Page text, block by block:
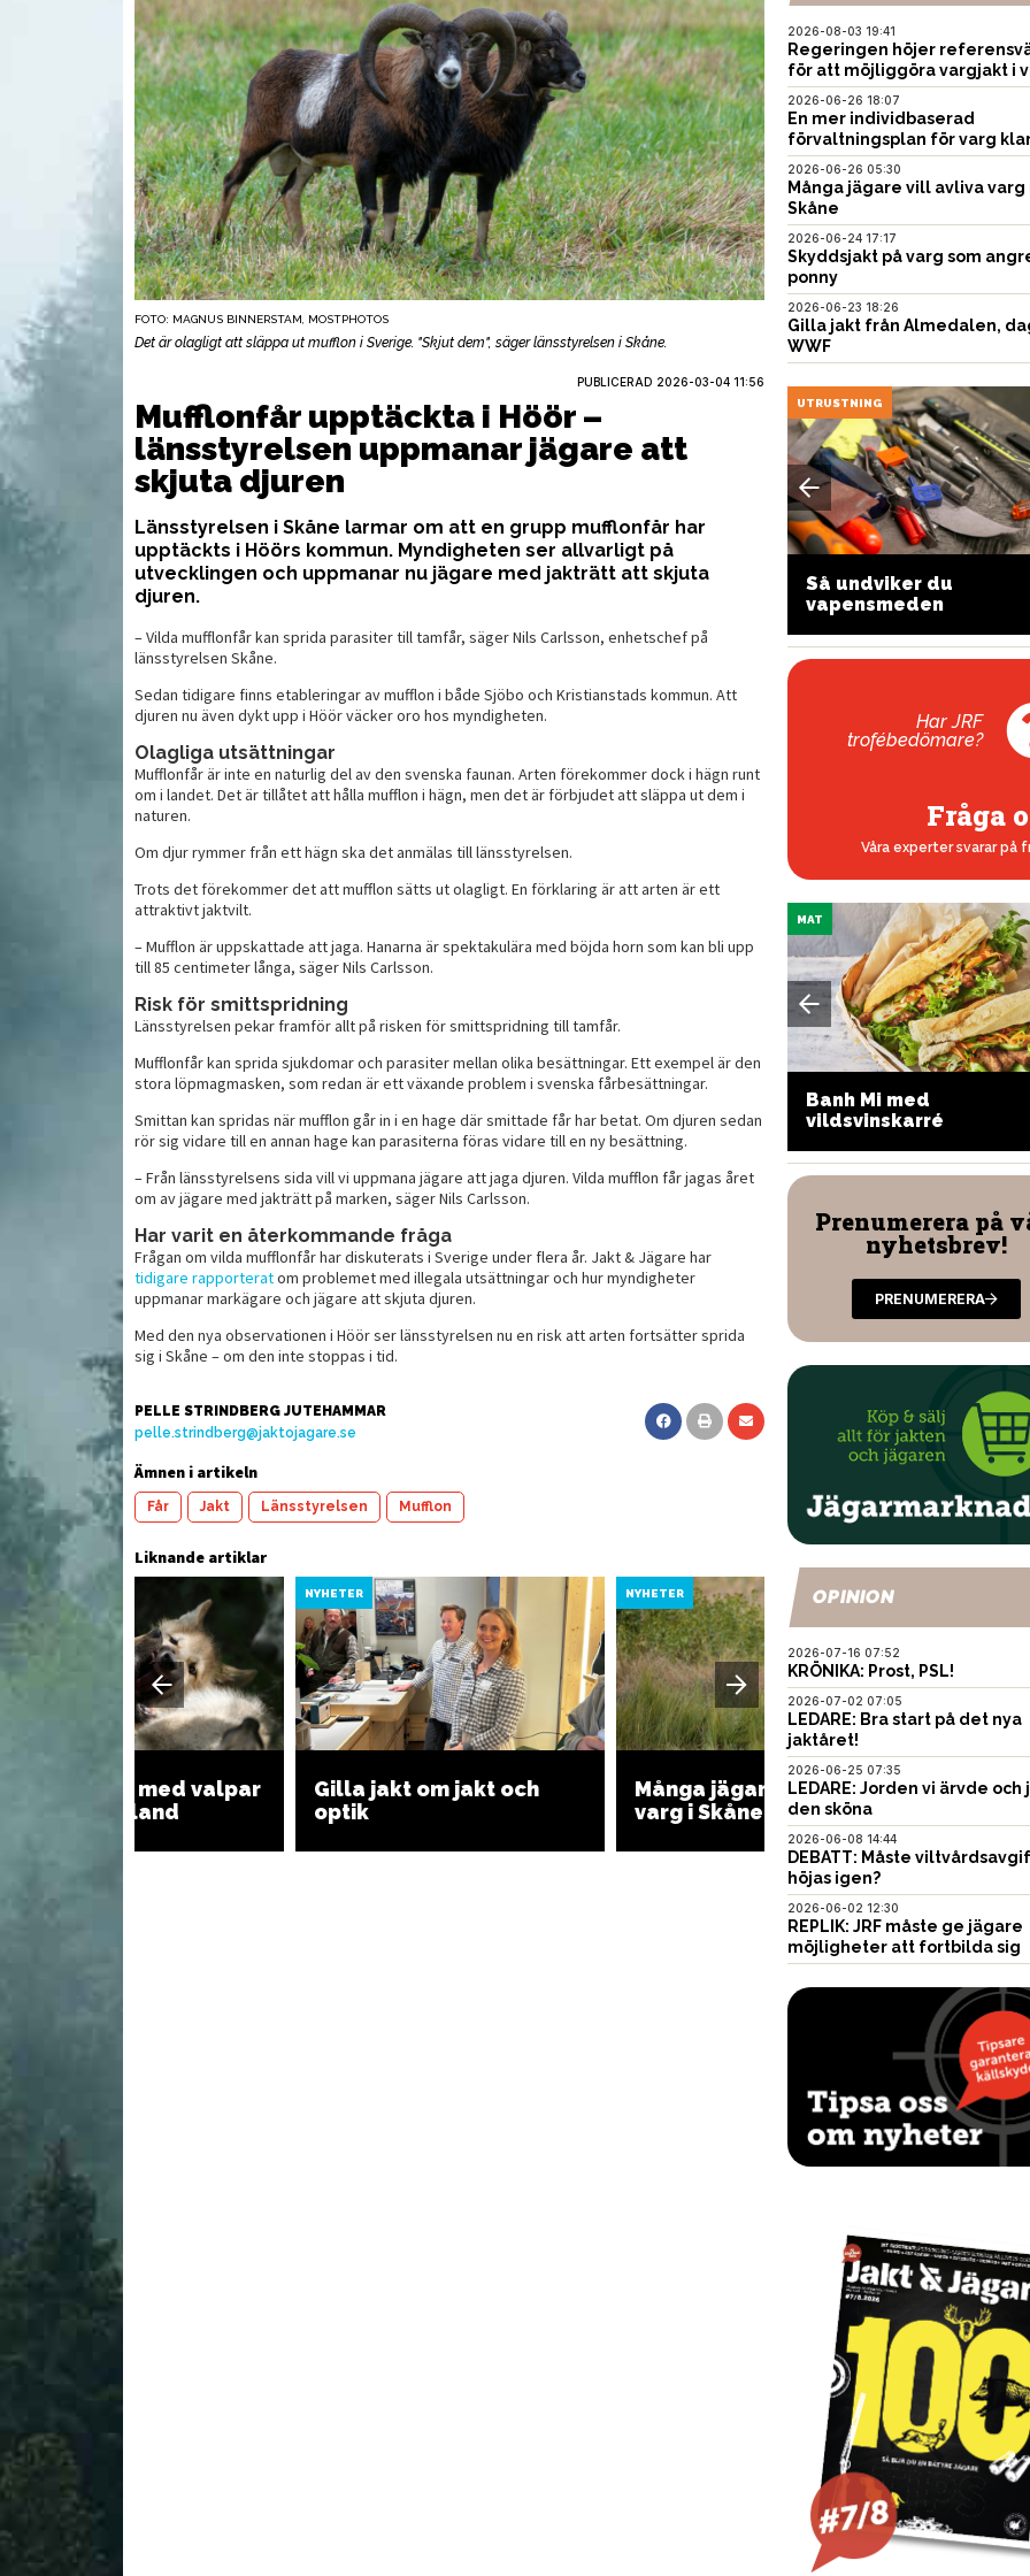
FOTO: MAGNUS BINNERSTAM, MOSTPHOTOS
Det är olagligt att släppa ut mufflon i Sverige. "Skjut dem", säger länsstyrelsen i Skåne.
PUBLICERAD 2026-03-04 11:56
Mufflonfår upptäckta i Höör –
länsstyrelsen uppmanar jägare att
skjuta djuren
Länsstyrelsen i Skåne larmar om att en grupp mufflonfår har
upptäckts i Höörs kommun. Myndigheten ser allvarligt på
utvecklingen och uppmanar nu jägare med jakträtt att skjuta
djuren.
– Vilda mufflonfår kan sprida parasiter till tamfår, säger Nils Carlsson, enhetschef på
länsstyrelsen Skåne.
Sedan tidigare finns etableringar av mufflon i både Sjöbo och Kristianstads kommun. Att
djuren nu även dykt upp i Höör väcker oro hos myndigheten.
Olagliga utsättningar
Mufflonfår är inte en naturlig del av den svenska faunan. Arten förekommer dock i hägn runt
om i landet. Det är tillåtet att hålla mufflon i hägn, men det är förbjudet att släppa ut dem i
naturen.
Om djur rymmer från ett hägn ska det anmälas till länsstyrelsen.
Trots det förekommer det att mufflon sätts ut olagligt. En förklaring är att arten är ett
attraktivt jaktvilt.
– Mufflon är uppskattade att jaga. Hanarna är spektakulära med böjda horn som kan bli upp
till 85 centimeter långa, säger Nils Carlsson.
Risk för smittspridning
Länsstyrelsen pekar framför allt på risken för smittspridning till tamfår.
Mufflonfår kan sprida sjukdomar och parasiter mellan olika besättningar. Ett exempel är den
stora löpmagmasken, som redan är ett växande problem i svenska fårbesättningar.
Smittan kan spridas när mufflon går in i en hage där smittade får har betat. Om djuren sedan
rör sig vidare till en annan hage kan parasiterna föras vidare till en ny besättning.
– Från länsstyrelsens sida vill vi uppmana jägare att jaga djuren. Vilda mufflon får jagas året
om av jägare med jakträtt på marken, säger Nils Carlsson.
Har varit en återkommande fråga
Frågan om vilda mufflonfår har diskuterats i Sverige under flera år. Jakt & Jägare har
tidigare rapporteratom problemet med illegala utsättningar och hur myndigheter
uppmanar markägare och jägare att skjuta djuren.
Med den nya observationen i Höör ser länsstyrelsen nu en risk att arten fortsätter sprida
sig i Skåne – om den inte stoppas i tid.
PELLE STRINDBERG JUTEHAMMAR
pelle.strindberg@jaktojagare.se
Ämnen i artikeln
Får Jakt Länsstyrelsen Mufflon
Liknande artiklar
vargrevir med valpar
Västra Götaland
NYHETER
Gilla jakt om jakt och
optik
NYHETER
Många jägare vill avliva
varg i Skåne
PFAS:
rådjur
2026-08-03 19:41
Regeringen höjer
för att möjliggöra vargjakt i
2026-06-26 18:07
En mer individbaserad
förvaltningsplan för varg
2026-06-26 05:30
Många jägare vill avliva varg
Skåne
2026-06-24 17:17
Skyddsjakt på varg som
ponny
2026-06-23 18:26
Gilla jakt från Almedalen,
WWF
UTRUSTNING
Mer för pengarna än man
tror
VAPEN UTRUSTNING
Så undviker du
vapensmeden
Har JRF
trofébedömare?
Fråga
Våra experter svarar på
MAT
Grillad hjortentrecôte
med baconlindad
färskpotatis
Öppen viltburgare
MAT
Banh Mi med
vildsvinskarré
Prenumerera på
nyhetsbrev!
PRENUMERERA
OPINION
2026-07-16 07:52
KRÖNIKA: Prost, PSL!
2026-07-02 07:05
LEDARE: Bra start på det nya
jaktåret!
2026-06-25 07:35
LEDARE: Jorden vi ärvde och
den sköna
2026-06-08 14:44
DEBATT: Måste
höjas igen?
2026-06-02 12:30
REPLIK: JRF måste ge jägare
möjligheter att fortbilda sig